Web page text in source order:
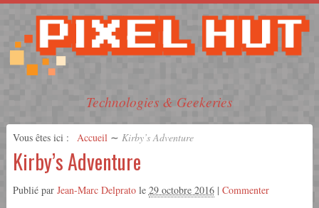
Technologies & Geekeries
Vous êtes ici : Accueil ∼ Kirby’s Adventure
Kirby’s Adventure
Publié par Jean-Marc Delpratole 29 octobre 2016| Commenter